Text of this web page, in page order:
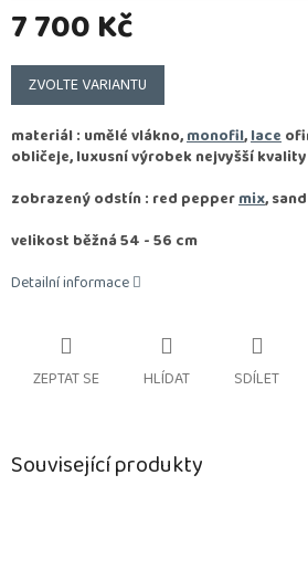
7 700 Kč
Měrná
cena:
ZVOLTE VARIANTU
materiál : umělé vlákno,monofil,lace
obličeje, luxusní výrobek nejvyšší kvality
zobrazený odstín : red peppermix,
velikost běžná 54 - 56 cm
Detailní informace
ZEPTAT SE HLÍDAT SDÍLET
Související produkty